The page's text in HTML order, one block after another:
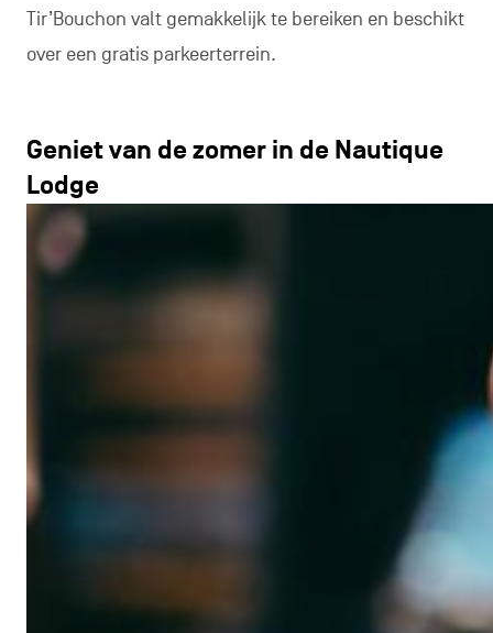
Tir’Bouchon valt gemakkelijk te bereiken en beschikt
over een gratis parkeerterrein.
Geniet van de zomer in de Nautique
Lodge